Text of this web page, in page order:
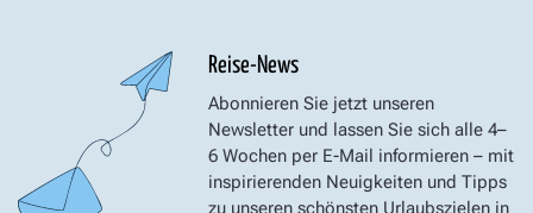
Reise-News
Abonnieren Sie jetzt unseren
Newsletter und lassen Sie sich alle 4–
6 Wochen per E-Mail informieren – mit
inspirierenden Neuigkeiten und Tipps
zu unseren schönsten Urlaubszielen in